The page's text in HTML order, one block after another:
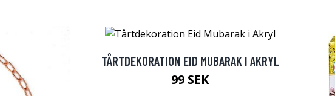
TÅRTDEKORATION EID MUBARAK I AKRYL
99 SEK